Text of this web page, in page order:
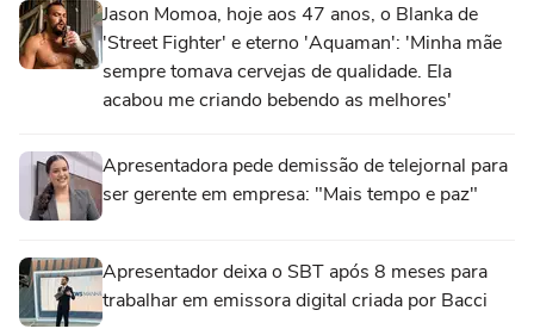
Jason Momoa, hoje aos 47 anos, o Blanka de
'Street Fighter' e eterno 'Aquaman': 'Minha mãe
sempre tomava cervejas de qualidade. Ela
acabou me criando bebendo as melhores'
Apresentadora pede demissão de telejornal para
ser gerente em empresa: "Mais tempo e paz"
Apresentador deixa o SBT após 8 meses para
trabalhar em emissora digital criada por Bacci